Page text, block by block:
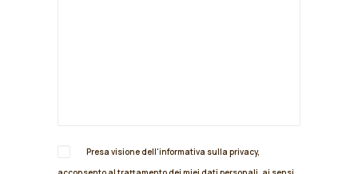
Presa visione dell'informativa sulla privacy,